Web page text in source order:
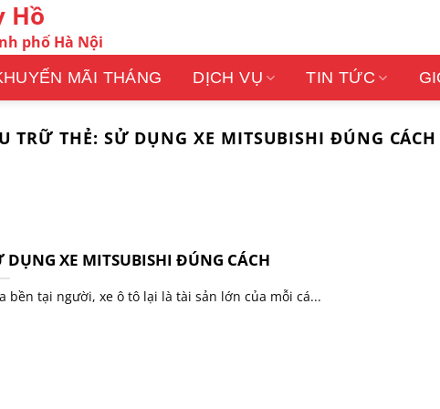
Hồ
phố Hà Nội
MÃI THÁNG DỊCH VỤ TIN TỨC
TRỮ THẺ: SỬ DỤNG XE MITSUBISHI ĐÚNG CÁCH
DỤNG XE MITSUBISHI ĐÚNG CÁCH
bền tại người, xe ô tô lại là tài sản lớn của mỗi cá...